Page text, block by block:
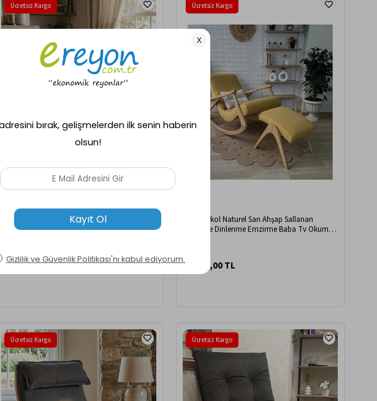
Reyo Home Asos Lüks Çift Minderli Sallanan
Sandalye Tv Koltuğu Yeşil/Krem
8.199,00 TL
Ücretsiz Kargo
Asedia Ekol Naturel Sarı Ahşap Sallanan
Sandalye Dinlenme Emzirme Baba Tv Okuma
18.599,00 TL
Ücretsiz Kargo
Ücretsiz Kargo Ücretsiz Kargo